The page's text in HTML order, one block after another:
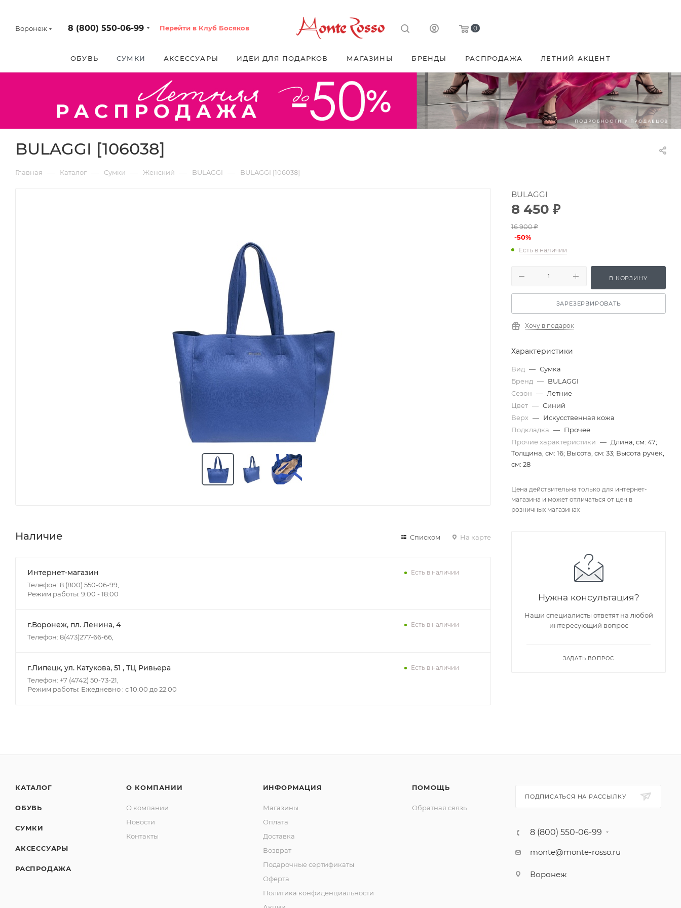
Воронеж 8 (800) 550-06-99 Перейти в Клуб Босяков 0
ОБУВЬ СУМКИ АКСЕССУАРЫ ИДЕИ ДЛЯ ПОДАРКОВ МАГАЗИНЫ БРЕНДЫ РАСПРОДАЖА ЛЕТНИЙ АКЦЕНТ
BULAGGI [106038]
Главная — Каталог — Сумки — Женский — BULAGGI — BULAGGI [106038]
Наличие Списком На карте
Интернет-магазин
Телефон: 8 (800) 550-06-99,
Режим работы: 9:00 - 18:00
Есть в наличии
г.Воронеж, пл. Ленина, 4
Телефон: 8(473)277-66-66,
Есть в наличии
г.Липецк, ул. Катукова, 51 , ТЦ Ривьера
Телефон: +7 (4742) 50-73-21,
Режим работы: Ежедневно : с 10.00 до 22.00
Есть в наличии
BULAGGI
8 450 ₽
16 900₽
-50%
Есть в наличии
В КОРЗИНУ
ЗАРЕЗЕРВИРОВАТЬ
Хочу в подарок
Характеристики
Вид — Сумка
Бренд — BULAGGI
Сезон — Летние
Цвет — Синий
Верх — Искусственная кожа
Подкладка — Прочее
Прочие характеристики — Длина, см: 47;
Толщина, см: 16; Высота, см: 33; Высота ручек,
см: 28
Цена действительна только для интернет-
магазина и может отличаться от цен в
розничных магазинах
Нужна консультация?
Наши специалисты ответят на любой
интересующий вопрос
ЗАДАТЬ ВОПРОС
КАТАЛОГ
ОБУВЬ
СУМКИ
АКСЕССУАРЫ
РАСПРОДАЖА
О КОМПАНИИ
О компании
Новости
Контакты
ИНФОРМАЦИЯ
Магазины
Оплата
Доставка
Возврат
Подарочные сертификаты
Оферта
Политика конфиденциальности
ПОМОЩЬ
Обратная связь
ПОДПИСАТЬСЯ НА РАССЫЛКУ
8 (800) 550-06-99
monte@monte-rosso.ru
Воронеж